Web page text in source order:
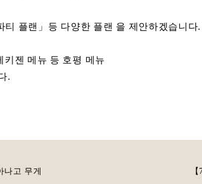
티 플랜」등 다양한 플랜 을 제안하겠습니다.
키젠 메뉴 등 호평 메뉴
.
야키아나고 무게 【70인